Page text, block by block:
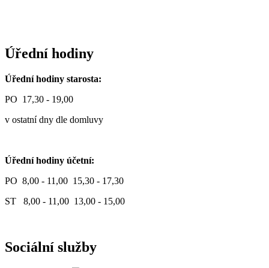
Úřední hodiny
Úřední hodiny starosta:
PO 17,30 - 19,00
v ostatní dny dle domluvy
Úřední hodiny účetní:
PO 8,00 - 11,00 15,30 - 17,30
ST 8,00 - 11,00 13,00 - 15,00
Sociální služby